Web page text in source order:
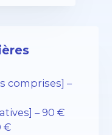
comprises] –
– 90 €
€